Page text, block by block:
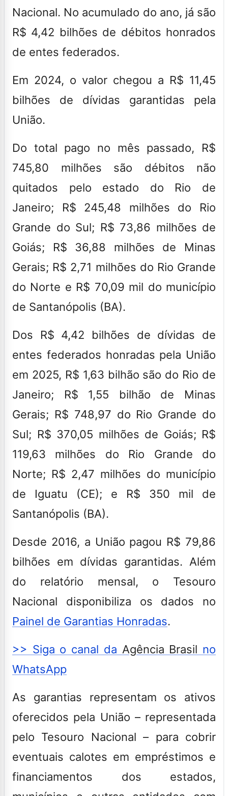
Nacional. No acumulado do ano, já são
R$ 4,42 bilhões de débitos honrados
de entes federados.
Em 2024, o valor chegou a R$ 11,45
bilhões de dívidas garantidas pela
União.
Do total pago no mês passado, R$
745,80 milhões são débitos não
quitados pelo estado do Rio de
Janeiro; R$ 245,48 milhões do Rio
Grande do Sul; R$ 73,86 milhões de
Goiás; R$ 36,88 milhões de Minas
Gerais; R$ 2,71 milhões do Rio Grande
do Norte e R$ 70,09 mil do município
de Santanópolis (BA).
Dos R$ 4,42 bilhões de dívidas de
entes federados honradas pela União
em 2025, R$ 1,63 bilhão são do Rio de
Janeiro; R$ 1,55 bilhão de Minas
Gerais; R$ 748,97 do Rio Grande do
Sul; R$ 370,05 milhões de Goiás; R$
119,63 milhões do Rio Grande do
Norte; R$ 2,47 milhões do município
de Iguatu (CE); e R$ 350 mil de
Santanópolis (BA).
Desde 2016, a União pagou R$ 79,86
bilhões em dívidas garantidas. Além
do relatório mensal, o Tesouro
Nacional disponibiliza os dados no
Painel de Garantias Honradas.
>> Siga o canal da Agência Brasil no
WhatsApp
As garantias representam os ativos
oferecidos pela União – representada
pelo Tesouro Nacional – para cobrir
eventuais calotes em empréstimos e
financiamentos dos estados,